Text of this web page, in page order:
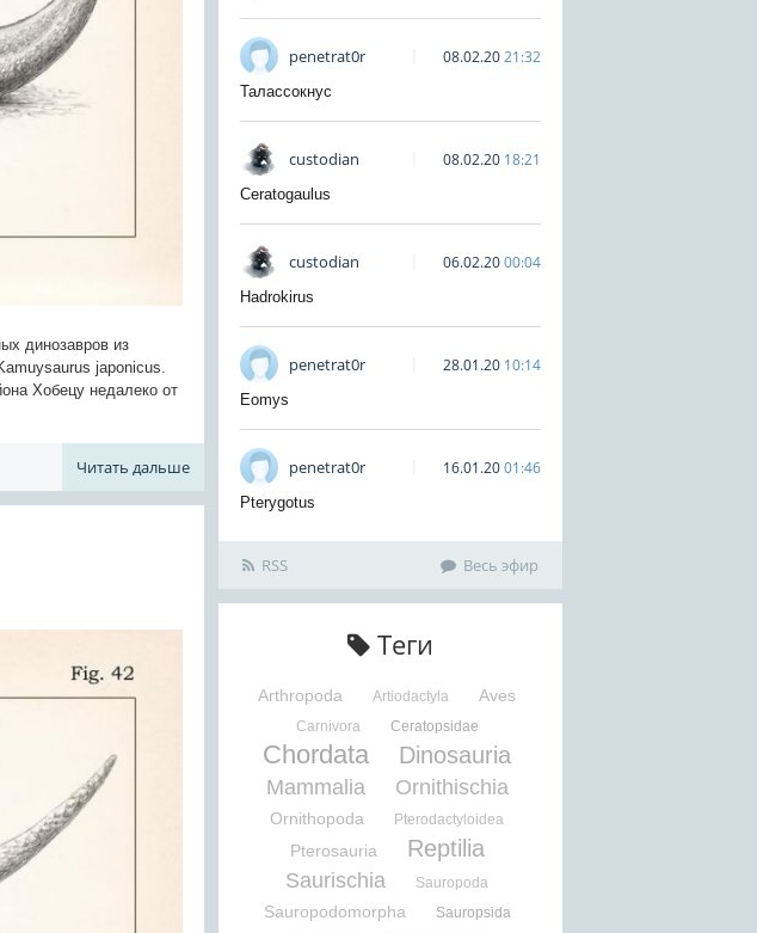
динозавров из
japonicus.
Хобецу недалеко от
Читать дальше
penetrat0r 08.02.2021:32
Талассокнус
custodian 08.02.20 18:21
Ceratogaulus
custodian 06.02.2000:04
Hadrokirus
penetrat0r 28.01.20 10:14
Eomys
penetrat0r 16.01.2001:46
Pterygotus
RSS Весь эфир
Теги
Arthropoda Artiodactyla Aves
Carnivora Ceratopsidae
Chordata Dinosauria
Mammalia Ornithischia
Ornithopoda Pterodactyloidea
Pterosauria Reptilia
Saurischia Sauropoda
Sauropodomorpha
Sauropsida